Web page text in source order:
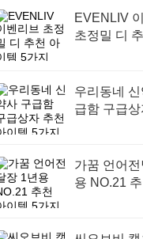
EVENLIV
초정밀 디
우리동네
급함 구급
가꿈 언어
용 NO.21